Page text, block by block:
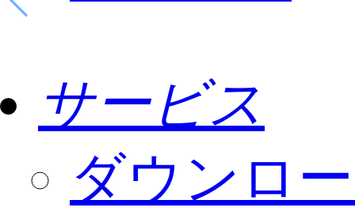
サービス
ダウンロ